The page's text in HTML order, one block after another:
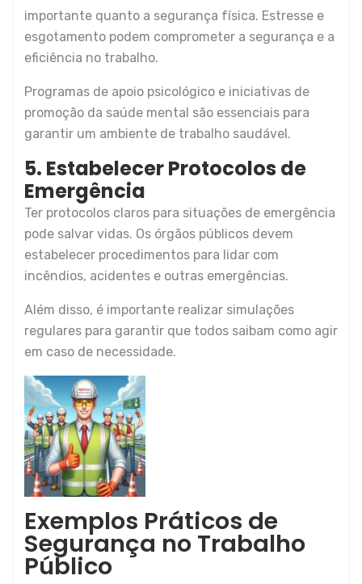
importante quanto a segurança física. Estresse e
esgotamento podem comprometer a segurança e a
eficiência no trabalho.
Programas de apoio psicológico e iniciativas de
promoção da saúde mental são essenciais para
garantir um ambiente de trabalho saudável.
5. Estabelecer Protocolos de
Emergência
Ter protocolos claros para situações de emergência
pode salvar vidas. Os órgãos públicos devem
estabelecer procedimentos para lidar com
incêndios, acidentes e outras emergências.
Além disso, é importante realizar simulações
regulares para garantir que todos saibam como agir
em caso de necessidade.
Exemplos Práticos de
Segurança no Trabalho
Público